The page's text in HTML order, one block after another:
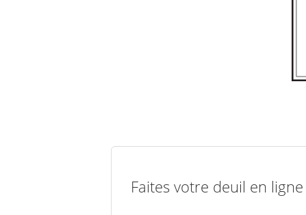
Faites votre deuil en